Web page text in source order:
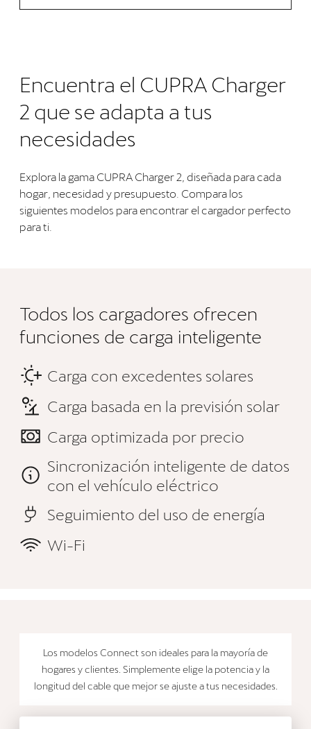
Encuentra el CUPRA Charger
2 que se adapta a tus
necesidades
Explora la gama CUPRA Charger 2, diseñada para cada
hogar, necesidad y presupuesto. Compara los
siguientes modelos para encontrar el cargador perfecto
para ti.
Todos los cargadores ofrecen
funciones de carga inteligente
Carga con excedentes solares
Carga basada en la previsión solar
Carga optimizada por precio
Sincronización inteligente de datos
con el vehículo eléctrico
Seguimiento del uso de energía
Wi-Fi
Los modelos Connect son ideales para la mayoría de
hogares y clientes. Simplemente elige la potencia y la
longitud del cable que mejor se ajuste a tus necesidades.